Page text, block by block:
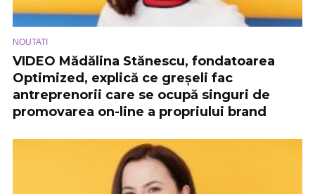
NOUTATI
VIDEO Mădălina Stănescu, fondatoarea
Optimized, explică ce greșeli fac
antreprenorii care se ocupă singuri de
promovarea on-line a propriului brand